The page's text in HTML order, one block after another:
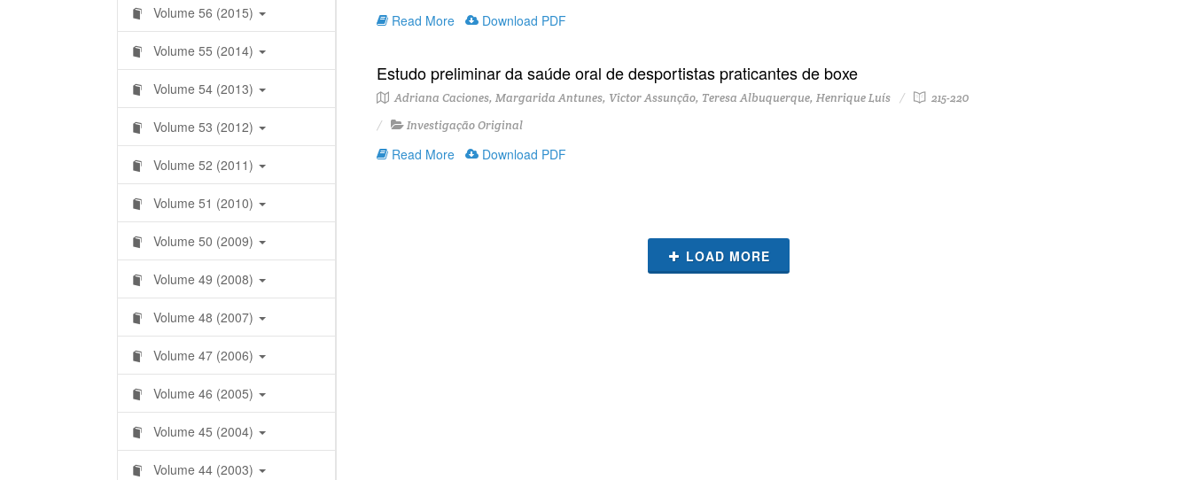
Volume 56 (2015)
Volume 55 (2014)
Volume 54 (2013)
Volume 53 (2012)
Volume 52 (2011)
Volume 51 (2010)
Volume 50 (2009)
Volume 49 (2008)
Volume 48 (2007)
Volume 47 (2006)
Volume 46 (2005)
Volume 45 (2004)
Volume 44 (2003)
Read More Download PDF
Estudo preliminar da saúde oral de desportistas praticantes de boxe
Adriana Caciones, Margarida Antunes, Victor Assunção, Teresa Albuquerque, Henrique Luís
215-220
Investigação Original
Read More Download PDF
LOAD MORE